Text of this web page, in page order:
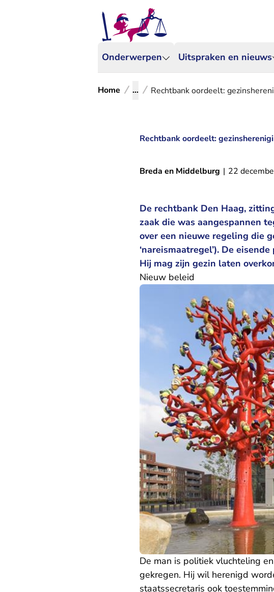
Onderwerpen Uitspraken en nieuws
Home ... Rechtbank oordeelt:
Rechtbank oordeelt:
Breda en Middelburg | 22
De rechtbank Den Haag,
zaak die was aangespannen
over een nieuwe regeling die
‘nareismaatregel’). De
Hij mag zijn gezin laten
Nieuw beleid
De man is politiek vluchteling
gekregen. Hij wil herenigd
staatssecretaris ook